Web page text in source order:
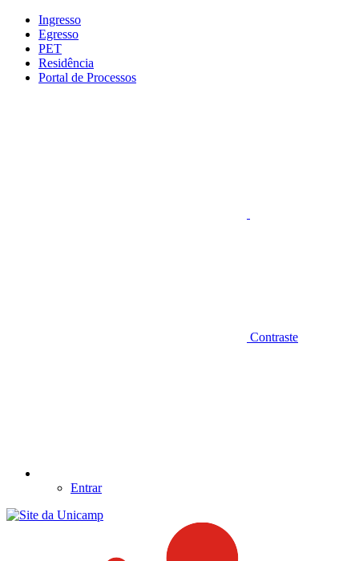
Conteúdo principal
Ingresso
Egresso
PET
Residência
Portal de Processos
Contraste
Entrar